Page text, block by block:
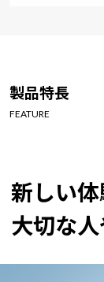
製品特長
FEATURE
新しい
大切な人